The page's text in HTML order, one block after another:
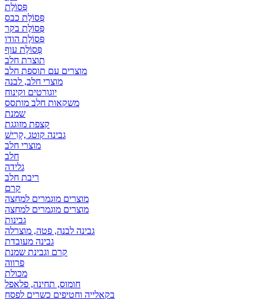
פְּסוֹלֶת
פְּסוֹלֶת כבס
פְּסוֹלֶת בקר
פְּסוֹלֶת הודו
פְּסוֹלֶת עוף
תוצרת חלב
מוצרים עם תוספת חלב
מוצרי חלב, לבנה
יוגורטים וקינוח
משקאות חלב מותסס
שמנת
קצפת מזוגגת
גבינה קוטג ,קָרִישׁ
מוצרי חלב
חלב
גלידה
ריבת חלב
קרם
מוצרים מוגמרים למחצה
מוצרים מוגמרים למחצה
גבינות
גבינה לבנה, פטה, מוצרלה
גבינה מעובדת
קרם וגבינת שמנת
פרווה
מכולת
חומוס, תחינה, פלאפל
בקאלייה וחטיפים כשרים לפסח